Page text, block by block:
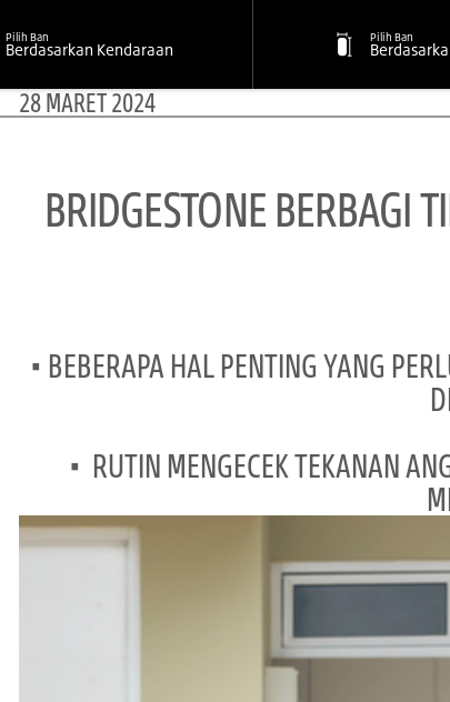
Pilih Ban
Berdasarkan Kendaraan
Pilih Ban
28 MARET 2024
BRIDGESTONE BERBAGI
• BEBERAPA HAL PENTING YANG
• RUTIN MENGECEK TEKANAN